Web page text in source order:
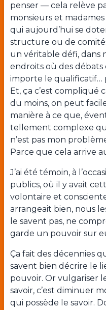
penser — cela relève
monsieurs et
qui aujourd’hui se
structure ou de
un véritable défi, dans
endroits où des débats
importe le qualificatif…
Et, ça c’est compliqué
du moins, on peut
manière à ce que,
tellement complexe
n’est pas mon
Parce que cela arrive
J’ai été témoin, à
publics, où il y avait
volontaire et
arrangeait bien, nous
le savent pas, ne
garde un pouvoir sur
Ça fait des décennies
savent bien décrire le
pouvoir. Or vulgariser
savoir, c’est diminuer
qui possède le savoir.